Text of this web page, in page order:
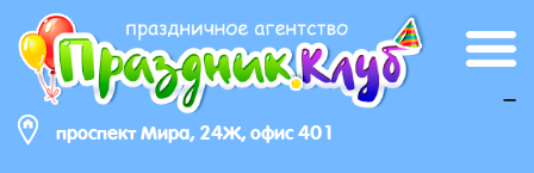
проспект Мира, 24Ж, офис 401
_